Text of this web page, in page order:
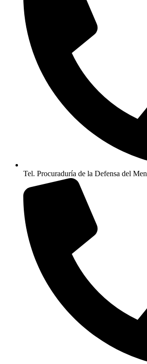
Tel. Procuraduría de la Defensa del